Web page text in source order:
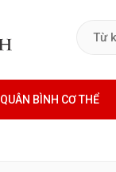
QUÂN BÌNH CƠ THỂ